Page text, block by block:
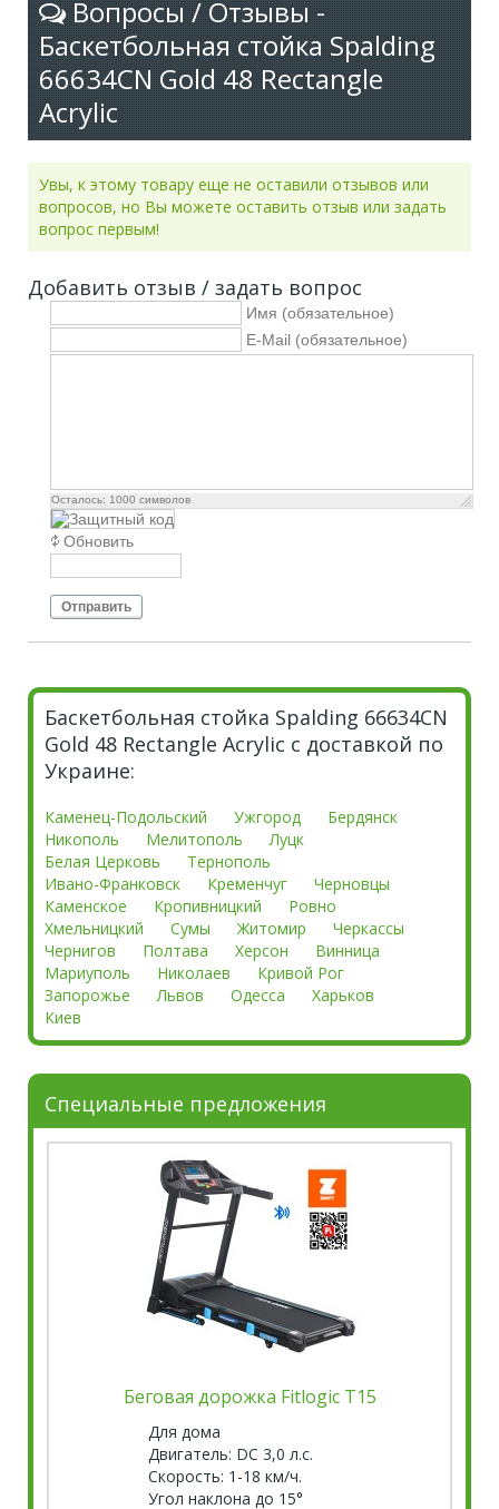
Вопросы / Отзывы -
Баскетбольная стойка Spalding
66634CN Gold 48 Rectangle
Acrylic
Увы, к этому товару еще не оставили отзывов или
вопросов, но Вы можете оставить отзыв или задать
вопрос первым!
Добавить отзыв / задать вопрос
Имя (обязательное)
E-Mail (обязательное)
Осталось: 1000 символов
Обновить
Отправить
Баскетбольная стойка Spalding 66634CN
Gold 48 Rectangle Acrylic с доставкой по
Украине:
Каменец-Подольский Ужгород
Бердянск
Никополь
Мелитополь
Луцк
Белая Церковь
Тернополь
Ивано-Франковск
Кременчуг
Черновцы
Каменское
Кропивницкий
Ровно
Хмельницкий
Сумы Житомир
Черкассы
Чернигов
Полтава Херсон
Винница
Мариуполь
Николаев
Кривой Рог
Запорожье
Львов Одесса
Харьков
Киев
Специальные предложения
Беговая дорожка Fitlogic T15
Для дома
Двигатель: DC 3,0 л.с.
Скорость: 1-18 км/ч.
Угол наклона до 15°